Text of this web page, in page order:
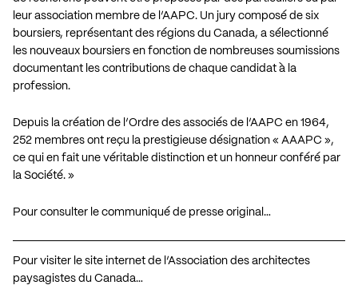
leur association membre de l’AAPC. Un jury composé de six
boursiers, représentant des régions du Canada, a sélectionné
les nouveaux boursiers en fonction de nombreuses soumissions
documentant les contributions de chaque candidat à la
profession.
Depuis la création de l’Ordre des associés de l’AAPC en 1964,
252 membres ont reçu la prestigieuse désignation « AAAPC »,
ce qui en fait une véritable distinction et un honneur conféré par
la Société. »
Pour consulter le communiqué de presse original…
Pour visiter le site internet de l’Association des architectes
paysagistes du Canada…